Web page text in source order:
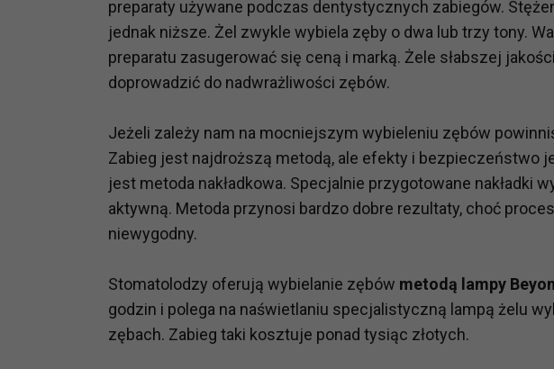
preparaty używane podczas dentystycznych zabiegów.
jednak niższe. Żel zwykle wybiela zęby o dwa lub trzy tony.
preparatu zasugerować się ceną i marką. Żele słabszej
doprowadzić do nadwrażliwości zębów.
Jeżeli zależy nam na mocniejszym wybieleniu zębów
Zabieg jest najdroższą metodą, ale efekty i bezpieczeństwo
jest metoda nakładkowa. Specjalnie przygotowane nakładki
aktywną. Metoda przynosi bardzo dobre rezultaty, choć
niewygodny.
Stomatolodzy oferują wybielanie zębów metodą lampy
godzin i polega na naświetlaniu specjalistyczną lampą żelu
zębach. Zabieg taki kosztuje ponad tysiąc złotych.
potrzebom
Komu możemy przekazać dane?
Zgodnie z obowiązującym prawem Twoje dane
np. agencjom marketingowym, podwykonawcom
prawną. Pragniemy też wspomnieć, że na większości
Zaufanych parterów.
Jakie masz prawa w stosunku do Twoich danych?
Masz między innymi prawo do żądania dostępu do
Jakie są podstawy prawne przetwarzania Twoich
Każde przetwarzanie Twoich danych musi być oparte na